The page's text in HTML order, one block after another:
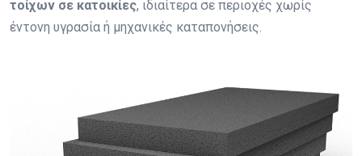
τοίχων σε κατοικίες, ιδιαίτερα σε περιοχές χωρίς
έντονη υγρασία ή μηχανικές καταπονήσεις.